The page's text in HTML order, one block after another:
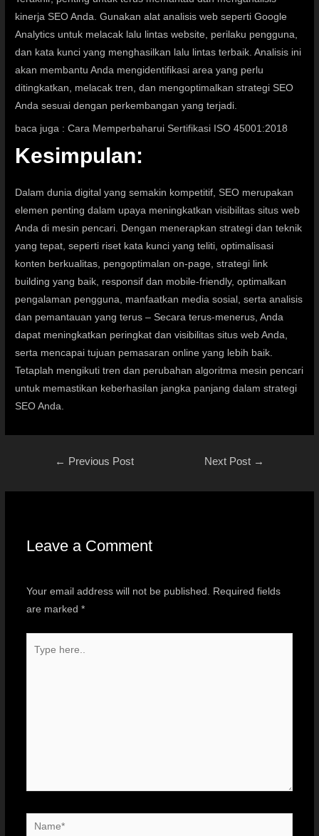
kinerja SEO Anda. Gunakan alat analisis web seperti Google
Analytics untuk melacak lalu lintas website, perilaku pengguna,
dan kata kunci yang menghasilkan lalu lintas terbaik. Analisis ini
akan membantu Anda mengidentifikasi area yang perlu
ditingkatkan, melacak tren, dan mengoptimalkan strategi SEO
Anda sesuai dengan perkembangan yang terjadi.
baca juga :Cara Memperbaharui Sertifikasi ISO 45001:2018
Kesimpulan:
Dalam dunia digital yang semakin kompetitif, SEO merupakan
elemen penting dalam upaya meningkatkan visibilitas situs web
Anda di mesin pencari. Dengan menerapkan strategi dan teknik
yang tepat, seperti riset kata kunci yang teliti, optimalisasi
konten berkualitas, pengoptimalan on-page, strategi link
building yang baik, responsif dan mobile-friendly, optimalkan
pengalaman pengguna, manfaatkan media sosial, serta analisis
dan pemantauan yang terus – Secara terus-menerus, Anda
dapat meningkatkan peringkat dan visibilitas situs web Anda,
serta mencapai tujuan pemasaran online yang lebih baik.
Tetaplah mengikuti tren dan perubahan algoritma mesin pencari
untuk memastikan keberhasilan jangka panjang dalam strategi
SEO Anda.
← Previous Post Next Post →
Leave a Comment
Your email address will not be published. Required fields
are marked *